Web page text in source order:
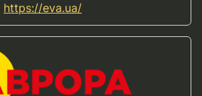
https://eva.ua/